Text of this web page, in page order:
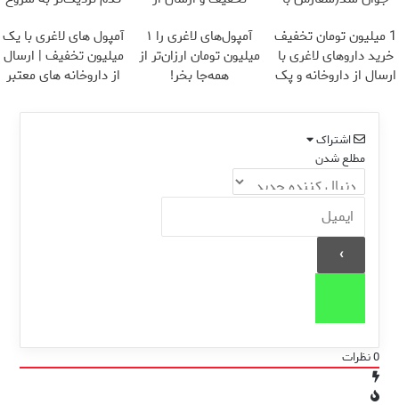
1 میلیون تومان تخفیف
خرید داروهای لاغری با
ارسال از داروخانه و پک
آمپول‌های لاغری را ۱
میلیون تومان ارزان‌تر از
همه‌جا بخر!
آمپول های لاغری با یک
میلیون تخفیف | ارسال
از داروخانه های معتبر
اشتراک
مطلع شدن
0نظرات